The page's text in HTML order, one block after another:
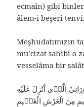
ecmaîn) gibi
âlem-i beşeri
Meşhudatımızın
mu’cizat sahibi o
vesselâma bir
الَّذٖى اُنْزِلَ عَلَيْهِ
مِنَ الْعَرْشِ الْعَظٖيمِ